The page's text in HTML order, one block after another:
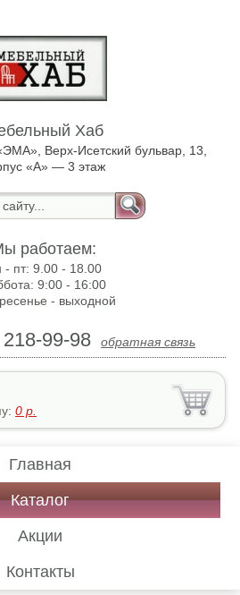
Хаб
Верх-Исетский бульвар, 13,
«А» — 3 этаж
работаем:
- пт:9.00 - 18.00
9:00 - 16:00
- выходной
99-98 обратная связь
0 р.
Главная
Каталог
Акции
Контакты